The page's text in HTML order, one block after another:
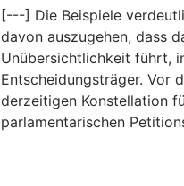
[---] Die Beispiele
davon auszugehen, dass
Unübersichtlichkeit führt,
Entscheidungsträger. Vor
derzeitigen Konstellation
parlamentarischen